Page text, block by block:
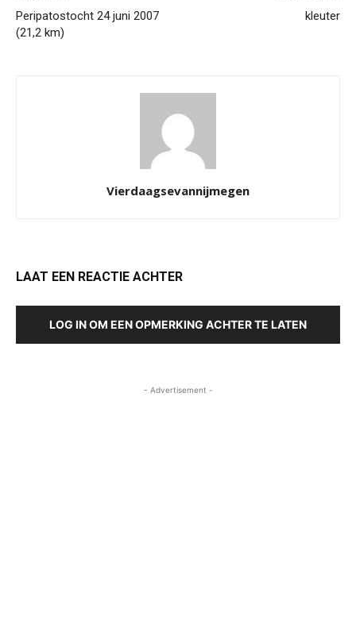
Peripatostocht 24 juni 2007
(21,2 km)
kleuter
Vierdaagsevannijmegen
LAAT EEN REACTIE ACHTER
LOG IN OM EEN OPMERKING ACHTER TE LATEN
- Advertisement -